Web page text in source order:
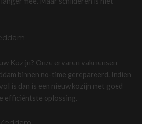
Kozijn? Onze ervaren vakmensen
binnen no-time gerepareerd. Indien
is dan is een nieuw kozijn met goed
efficiëntste oplossing.